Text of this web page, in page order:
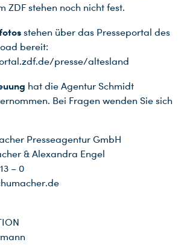
ZDF stehen noch nicht fest.
stehen über das Presseportal des
bereit:
presse/altesland
hat die Agentur Schmidt
Bei Fragen wenden Sie sich
Presseagentur GmbH
& Alexandra Engel
– 0